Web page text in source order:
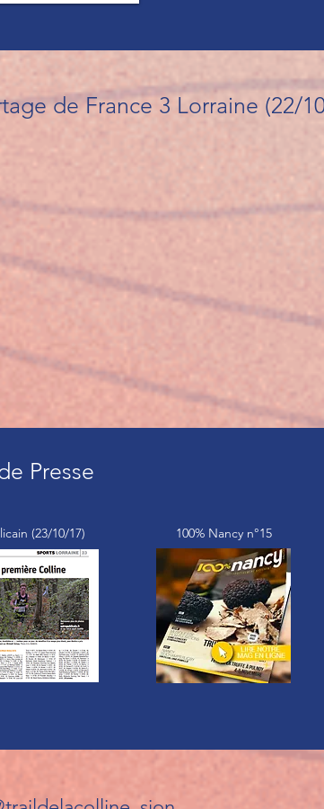
de France 3 Lorraine (22/
Presse
(23/10/17) 100% Nancy n°15